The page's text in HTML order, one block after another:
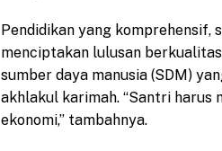
Pendidikan yang komprehensif,
menciptakan lulusan
sumber daya manusia (SDM)
akhlakul karimah. “Santri
ekonomi,” tambahnya.